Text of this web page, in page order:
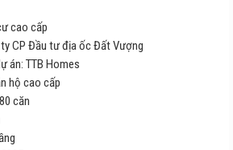
cao cấp
CP Đầu tư địa ốc Đất Vượng
án: TTB Homes
hộ cao cấp
căn